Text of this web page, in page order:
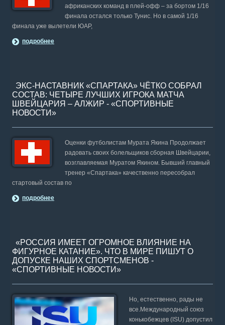
африканских команд в плей-офф – за бортом 1/16
финала остался только Тунис. Но в самой 1/16
финала уже вылетели ЮАР,
подробнее
ЭКС-НАСТАВНИК «СПАРТАКА» ЧЁТКО СОБРАЛ
СОСТАВ: ЧЕТЫРЕ ЛУЧШИХ ИГРОКА МАТЧА
ШВЕЙЦАРИЯ – АЛЖИР - «СПОРТИВНЫЕ
НОВОСТИ»
Оценки футболистам Мурата Якина Продолжает
радовать своих болельщиков сборная Швейцарии,
возглавляемая Муратом Якином. Бывший главный
тренер «Спартака» качественно пересобрал
стартовый состав по
подробнее
«РОССИЯ ИМЕЕТ ОГРОМНОЕ ВЛИЯНИЕ НА
ФИГУРНОЕ КАТАНИЕ». ЧТО В МИРЕ ПИШУТ О
ДОПУСКЕ НАШИХ СПОРТСМЕНОВ -
«СПОРТИВНЫЕ НОВОСТИ»
Но, естественно, рады не
все.Международный союз
конькобежцев (ISU) допустил